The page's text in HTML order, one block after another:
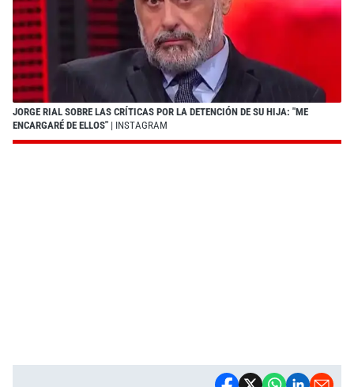
JORGE RIAL SOBRE LAS CRÍTICAS POR LA DETENCIÓN DE SU HIJA: "ME
ENCARGARÉ DE ELLOS" | INSTAGRAM